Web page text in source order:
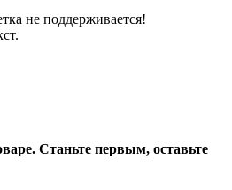
не поддерживается!
Станьте первым, оставьте